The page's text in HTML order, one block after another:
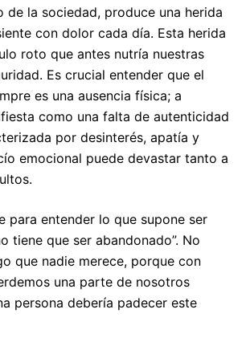
de la sociedad, produce una herida
con dolor cada día. Esta herida
roto que antes nutría nuestras
Es crucial entender que el
es una ausencia física; a
como una falta de autenticidad
por desinterés, apatía y
emocional puede devastar tanto a
para entender lo que supone ser
tiene que ser abandonado”. No
que nadie merece, porque con
una parte de nosotros
persona debería padecer este